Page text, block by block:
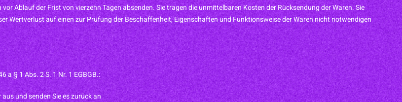
Ablauf der Frist von vierzehn Tagen absenden. Sie tragen die unmittelbaren Kosten der Rücksendung der Waren. Sie
Wertverlust auf einen zur Prüfung der Beschaffenheit, Eigenschaften und Funktionsweise der Waren nicht notwendigen
§ 1 Abs. 2 S. 1 Nr. 1 EGBGB.:
und senden Sie es zurück an